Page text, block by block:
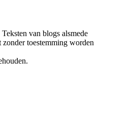
van blogs alsmede
toestemming worden